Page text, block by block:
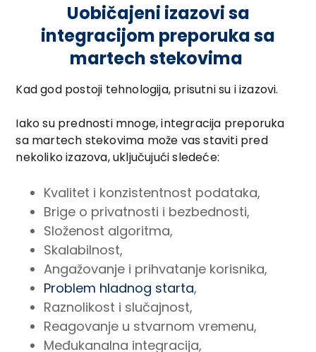
Uobičajeni izazovi sa
integracijom preporuka sa
martech stekovima
Kad god postoji tehnologija, prisutni su i izazovi.
Iako su prednosti mnoge, integracija preporuka
sa martech stekovima može vas staviti pred
nekoliko izazova, uključujući sledeće:
Kvalitet i konzistentnost podataka,
Brige o privatnosti i bezbednosti,
Složenost algoritma,
Skalabilnost,
Angažovanje i prihvatanje korisnika,
Problem hladnog starta,
Raznolikost i slučajnost,
Reagovanje u stvarnom vremenu,
Međukanalna integracija,